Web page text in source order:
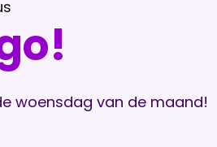
woensdag van de maand!